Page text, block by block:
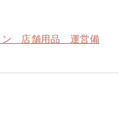
ン 店舗用品 運営備